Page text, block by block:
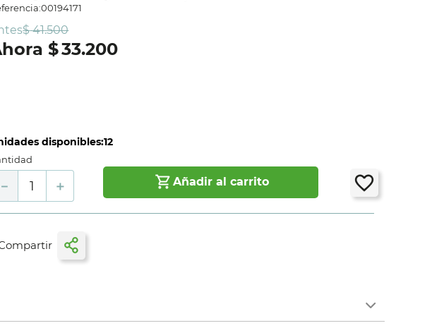
:00194171
$ 41.500
$33.200
disponibles:12
＋
－ Añadir al carrito